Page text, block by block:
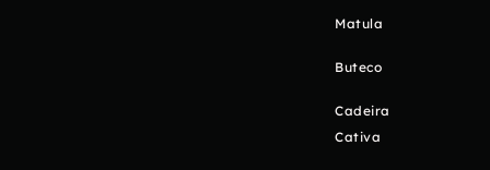
Matula
Buteco
Cadeira
Cativa